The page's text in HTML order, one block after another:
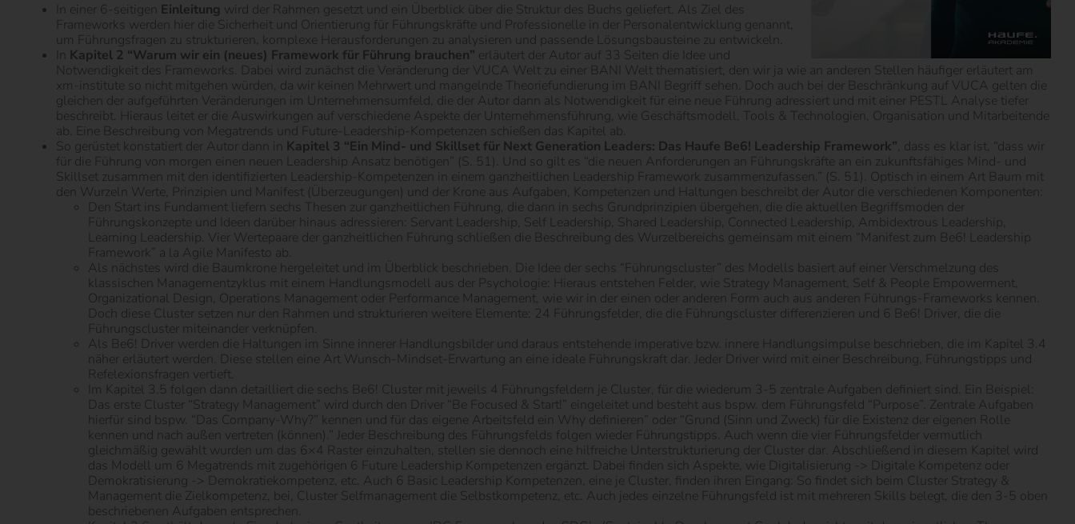
In einer 6-seitigen Einleitung wird der Rahmen gesetzt und ein Überblick über die Struktur des Buchs geliefert. Als Ziel des
Frameworks werden hier die Sicherheit und Orientierung für Führungskräfte und Professionelle in der Personalentwicklung genannt,
um Führungsfragen zu strukturieren, komplexe Herausforderungen zu analysieren und passende Lösungsbausteine zu entwickeln.
Kapitel 2 “Warum wir ein (neues) Framework für Führung brauchen” erläutert der Autor auf 33 Seiten die Idee und
Notwendigkeit des Frameworks. Dabei wird zunächst die Veränderung der VUCA Welt zu einer BANI Welt thematisiert, den wir ja wie an anderen Stellen häufiger erläutert am
xm-institute so nicht mitgehen würden, da wir keinen Mehrwert und mangelnde Theoriefundierung im BANI Begriff sehen. Doch auch bei der Beschränkung auf VUCA gelten die
gleichen der aufgeführten Veränderungen im Unternehmensumfeld, die der Autor dann als Notwendigkeit für eine neue Führung adressiert und mit einer PESTL Analyse tiefer
beschreibt. Hieraus leitet er die Auswirkungen auf verschiedene Aspekte der Unternehmensführung, wie Geschäftsmodell, Tools & Technologien, Organisation und Mitarbeitende
ab. Eine Beschreibung von Megatrends und Future-Leadership-Kompetenzen schießen das Kapitel ab.
So gerüstet konstatiert der Autor dann in Kapitel 3 “Ein Mind- und Skillset für Next Generation Leaders: Das Haufe Be6! Leadership Framework”, dass es klar ist, “dass wir
für die Führung von morgen einen neuen Leadership Ansatz benötigen” (S. 51). Und so gilt es “die neuen Anforderungen an Führungskräfte an ein zukunftsfähiges Mind- und
Skillset zusammen mit den identifizierten Leadership-Kompetenzen in einem ganzheitlichen Leadership Framework zusammenzufassen.” (S. 51). Optisch in einem Art Baum mit
den Wurzeln Werte, Prinzipien und Manifest (Überzeugungen) und der Krone aus Aufgaben, Kompetenzen und Haltungen beschreibt der Autor die verschiedenen Komponenten:
Den Start ins Fundament liefern sechs Thesen zur ganzheitlichen Führung, die dann in sechs Grundprinzipien übergehen, die die aktuellen Begriffsmoden der
Führungskonzepte und Ideen darüber hinaus adressieren: Servant Leadership, Self Leadership, Shared Leadership, Connected Leadership, Ambidextrous Leadership,
Learning Leadership. Vier Wertepaare der ganzheitlichen Führung schließen die Beschreibung des Wurzelbereichs gemeinsam mit einem “Manifest zum Be6! Leadership
Framework” a la Agile Manifesto ab.
Als nächstes wird die Baumkrone hergeleitet und im Überblick beschrieben. Die Idee der sechs “Führungscluster” des Modells basiert auf einer Verschmelzung des
klassischen Managementzyklus mit einem Handlungsmodell aus der Psychologie: Hieraus entstehen Felder, wie Strategy Management, Self & People Empowerment,
Organizational Design, Operations Management oder Performance Management, wie wir in der einen oder anderen Form auch aus anderen Führungs-Frameworks kennen.
Doch diese Cluster setzen nur den Rahmen und strukturieren weitere Elemente: 24 Führungsfelder, die die Führungscluster differenzieren und 6 Be6! Driver, die die
Führungscluster miteinander verknüpfen.
Als Be6! Driver werden die Haltungen im Sinne innerer Handlungsbilder und daraus entstehende imperative bzw. innere Handlungsimpulse beschrieben, die im Kapitel 3.4
näher erläutert werden. Diese stellen eine Art Wunsch-Mindset-Erwartung an eine ideale Führungskraft dar. Jeder Driver wird mit einer Beschreibung, Führungstipps und
Refelexionsfragen vertieft.
Im Kapitel 3.5 folgen dann detailliert die sechs Be6! Cluster mit jeweils 4 Führungsfeldern je Cluster, für die wiederum 3-5 zentrale Aufgaben definiert sind. Ein Beispiel:
Das erste Cluster “Strategy Management” wird durch den Driver “Be Focused & Start!” eingeleitet und besteht aus bspw. dem Führungsfeld “Purpose”. Zentrale Aufgaben
hierfür sind bspw. “Das Company-Why?” kennen und für das eigene Arbeitsfeld ein Why definieren” oder “Grund (Sinn und Zweck) für die Existenz der eigenen Rolle
kennen und nach außen vertreten (können).” Jeder Beschreibung des Führungsfelds folgen wieder Führungstipps. Auch wenn die vier Führungsfelder vermutlich
gleichmäßig gewählt wurden um das 6×4 Raster einzuhalten, stellen sie dennoch eine hilfreiche Unterstrukturierung der Cluster dar. Abschließend in diesem Kapitel wird
das Modell um 6 Megatrends mit zugehörigen 6 Future Leadership Kompetenzen ergänzt. Dabei finden sich Aspekte, wie Digitalisierung -> Digitale Kompetenz oder
Demokratisierung -> Demokratiekompetenz, etc. Auch 6 Basic Leadership Kompetenzen, eine je Cluster, finden ihren Eingang: So findet sich beim Cluster Strategy &
Management die Zielkompetenz, bei, Cluster Selfmanagement die Selbstkompetenz, etc. Auch jedes einzelne Führungsfeld ist mit mehreren Skills belegt, die den 3-5 oben
beschriebenen Aufgaben entsprechen.